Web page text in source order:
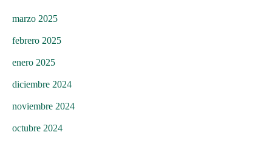
marzo 2025
febrero 2025
enero 2025
diciembre 2024
noviembre 2024
octubre 2024